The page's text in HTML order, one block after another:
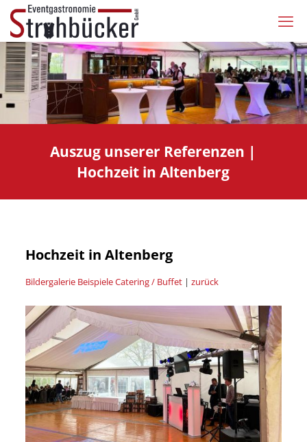
Auszug unserer Referenzen |
Hochzeit in Altenberg
Hochzeit in Altenberg
Bildergalerie Beispiele Catering / Buffet| zurück